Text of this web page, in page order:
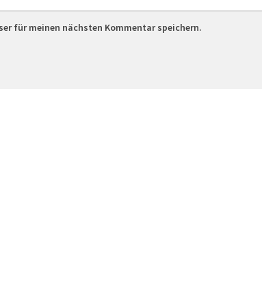
für meinen nächsten Kommentar speichern.